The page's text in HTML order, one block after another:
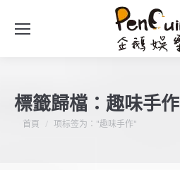
標籤歸檔： 趣味手作
您在這裡：
首頁 项标签为："趣味手作"